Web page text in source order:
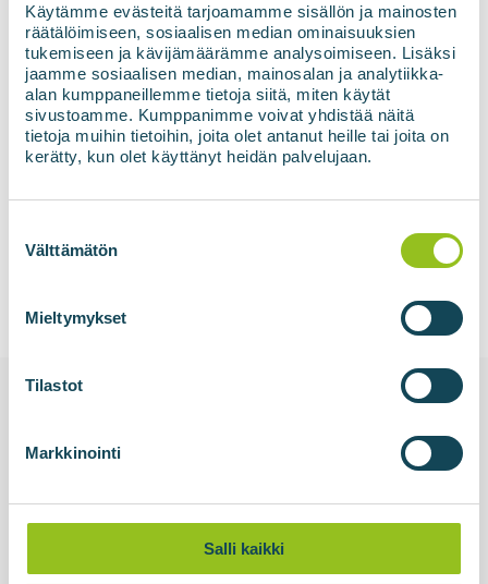
Käytämme evästeitä tarjoamamme sisällön ja mainosten
räätälöimiseen, sosiaalisen median ominaisuuksien
tukemiseen ja kävijämäärämme analysoimiseen. Lisäksi
jaamme sosiaalisen median, mainosalan ja analytiikka-
alan kumppaneillemme tietoja siitä, miten käytät
sivustoamme. Kumppanimme voivat yhdistää näitä
tietoja muihin tietoihin, joita olet antanut heille tai joita on
kerätty, kun olet käyttänyt heidän palvelujaan.
valinta
Välttämätön
Mieltymykset
Tilastot
Markkinointi
Salli kaikki
Dyrektor ds. koncepcji technologicznych, Hycamite
TCD Technologies Oy
+358 40 541 0960
mathias.ukskoski@hycamite.com